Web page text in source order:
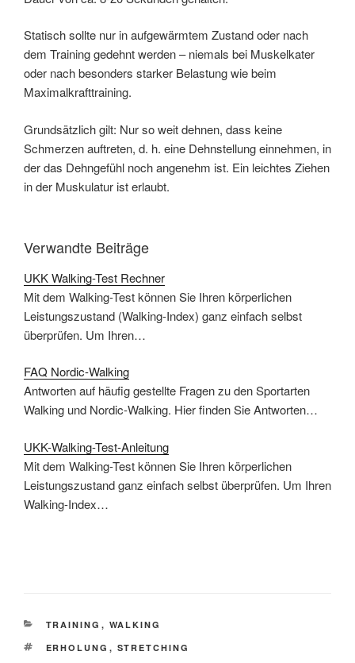
Statisch sollte nur in aufgewärmtem Zustand oder nach
dem Training gedehnt werden – niemals bei Muskelkater
oder nach besonders starker Belastung wie beim
Maximalkrafttraining.
Grundsätzlich gilt: Nur so weit dehnen, dass keine
Schmerzen auftreten, d. h. eine Dehnstellung einnehmen, in
der das Dehngefühl noch angenehm ist. Ein leichtes Ziehen
in der Muskulatur ist erlaubt.
Verwandte Beiträge
UKK Walking-Test Rechner
Mit dem Walking-Test können Sie Ihren körperlichen
Leistungszustand (Walking-Index) ganz einfach selbst
überprüfen. Um Ihren…
FAQ Nordic-Walking
Antworten auf häufig gestellte Fragen zu den Sportarten
Walking und Nordic-Walking. Hier finden Sie Antworten…
UKK-Walking-Test-Anleitung
Mit dem Walking-Test können Sie Ihren körperlichen
Leistungszustand ganz einfach selbst überprüfen. Um Ihren
Walking-Index…
KATEGORIEN
TRAINING , WALKING
SCHLAGWÖRTER
ERHOLUNG , STRETCHING